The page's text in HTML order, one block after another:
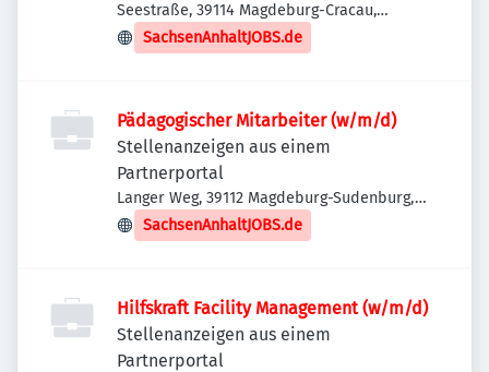
Seestraße, 39114 Magdeburg-Cracau,
Deutschland
SachsenAnhaltJOBS.de
Pädagogischer Mitarbeiter (w/m/d)
Stellenanzeigen aus einem
Partnerportal
Langer Weg, 39112 Magdeburg-Sudenburg,
Deutschland
SachsenAnhaltJOBS.de
Hilfskraft Facility Management (w/m/d)
Stellenanzeigen aus einem
Partnerportal